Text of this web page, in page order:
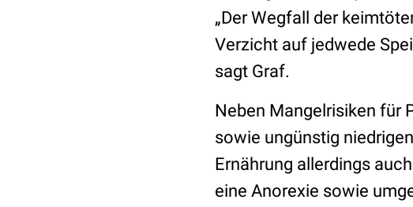
„Der Wegfall der
Verzicht auf jedwede
sagt Graf.
Neben Mangelrisiken für
sowie ungünstig niedrigen
Ernährung allerdings
eine Anorexie sowie